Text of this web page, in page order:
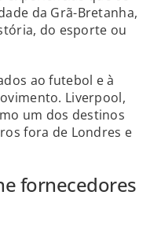
da Grã-Bretanha,
do esporte ou
ao futebol e à
Liverpool,
um dos destinos
fora de Londres e
fornecedores